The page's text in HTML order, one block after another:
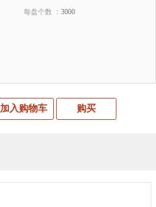
每盘个数 ： 3000
加入购物车 购买